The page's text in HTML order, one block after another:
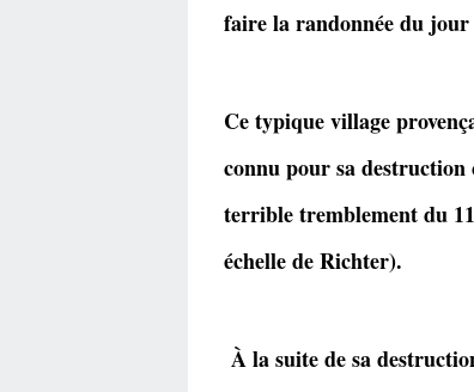
faire la randonnée du jour
Ce typique village
connu pour sa
terrible tremblement du
échelle de Richter).
À la suite de sa